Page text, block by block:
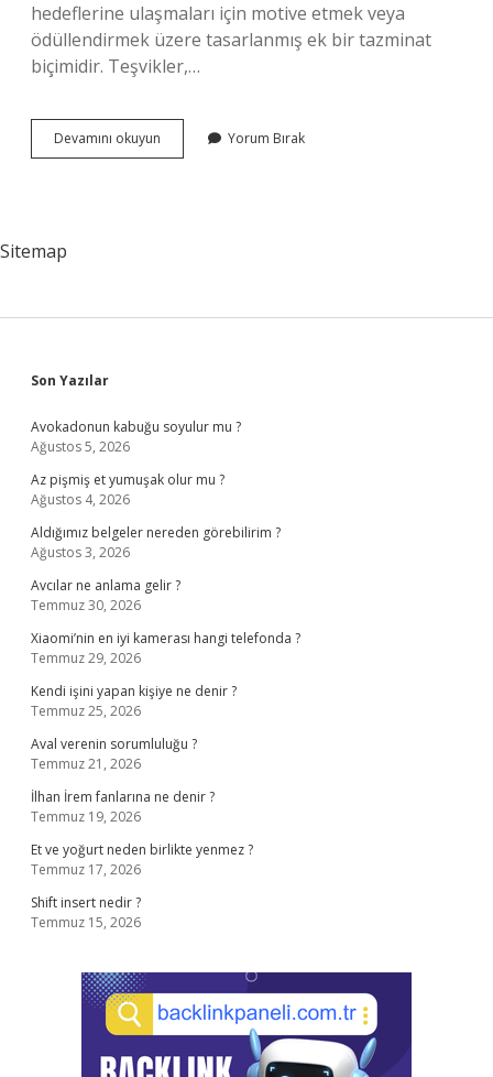
hedeflerine ulaşmaları için motive etmek veya
ödüllendirmek üzere tasarlanmış ek bir tazminat
biçimidir. Teşvikler,…
Devamını okuyun
Işçi
Yorum Bırak
Sitemap
Sidebar
Son Yazılar
Avokadonun kabuğu soyulur mu ?
Ağustos 5, 2026
Az pişmiş et yumuşak olur mu ?
Ağustos 4, 2026
Aldığımız belgeler nereden görebilirim ?
Ağustos 3, 2026
Avcılar ne anlama gelir ?
Temmuz 30, 2026
Xiaomi’nin en iyi kamerası hangi telefonda ?
Temmuz 29, 2026
Kendi işini yapan kişiye ne denir ?
Temmuz 25, 2026
Aval verenin sorumluluğu ?
Temmuz 21, 2026
İlhan İrem fanlarına ne denir ?
Temmuz 19, 2026
Et ve yoğurt neden birlikte yenmez ?
Temmuz 17, 2026
Shift insert nedir ?
Temmuz 15, 2026